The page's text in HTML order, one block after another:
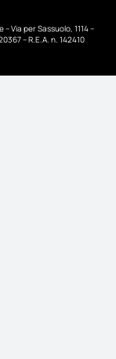
Via per Sassuolo, 1114 –
– R.E.A. n. 142410